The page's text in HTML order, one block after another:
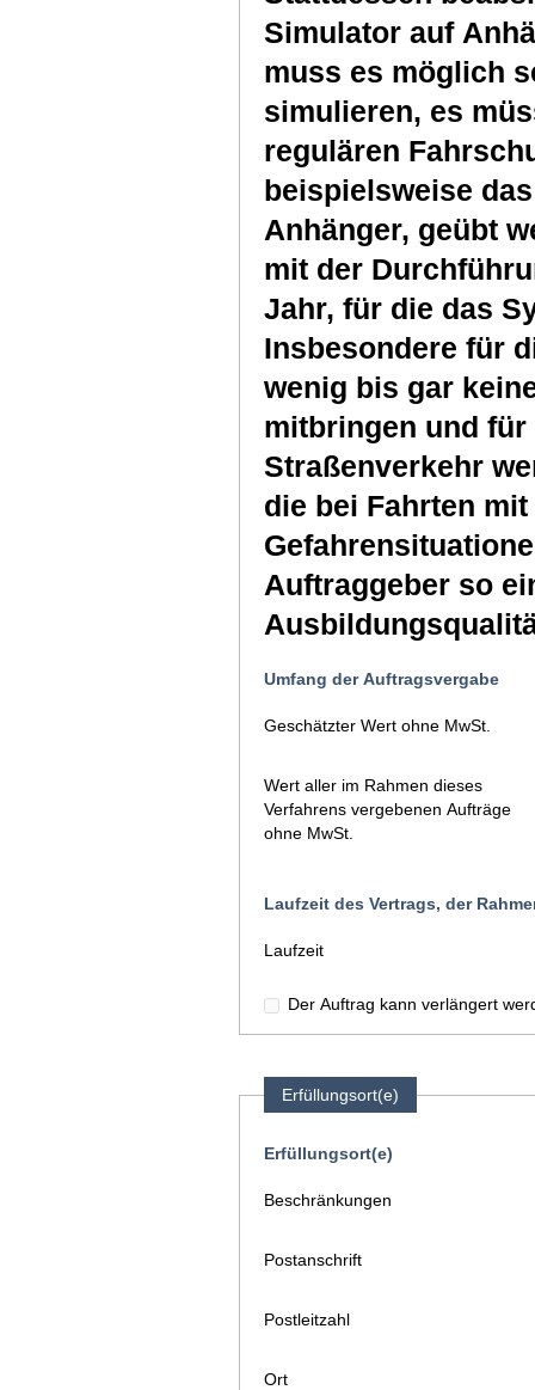
Simulator auf
muss es möglich
simulieren, es
regulären
beispielsweise
Anhänger, geübt
mit der
Jahr, für die das
Insbesondere für
wenig bis gar
mitbringen und
Straßenverkehr
die bei Fahrten
Auftraggeber so
Umfang der Auftragsvergabe
Geschätzter Wert ohne MwSt.
Wert aller im Rahmen dieses
Verfahrens vergebenen Aufträge
ohne MwSt.
Laufzeit des Vertrags, der
Laufzeit
Der Auftrag kann verlängert
Erfüllungsort(e)
Erfüllungsort(e)
Beschränkungen
Postanschrift
Postleitzahl
Ort